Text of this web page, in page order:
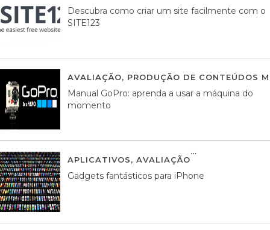
Descubra como criar um site facilmente com o
SITE123
AVALIAÇÃO, PRODUÇÃO DE CONTEÚDOS
Manual GoPro: aprenda a usar a máquina do
momento
APLICATIVOS, AVALIAÇÃO
Gadgets fantásticos para iPhone